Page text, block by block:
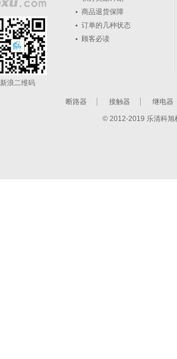
新浪二维码
商品退货保障
订单的几种状态
顾客必读
断路器 接触器 继电器
© 2012-2019 乐清科旭